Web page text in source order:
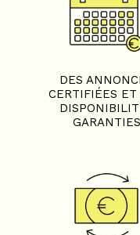
DES
CERTIFIÉES ET
GARANTIES